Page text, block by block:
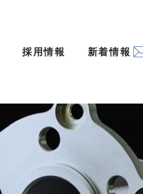
採用情報 新着情報